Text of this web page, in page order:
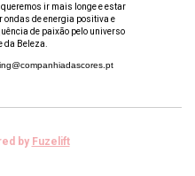
ir mais longe e estar
de energia positiva e
de paixão pelo universo
da Beleza.
by Fuzelift